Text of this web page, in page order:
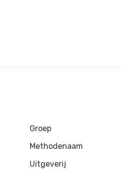
Groep
Methodenaam
Uitgeverij